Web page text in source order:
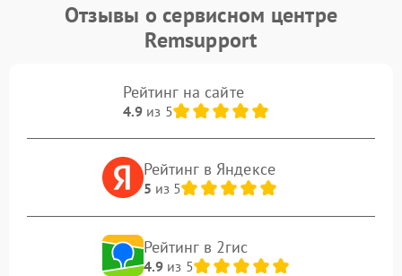
Отзывы о сервисном центре
Remsupport
Рейтинг на сайте
4.9из 5
Рейтинг в Яндексе
5 из 5
Рейтинг в 2гис
4.9из 5